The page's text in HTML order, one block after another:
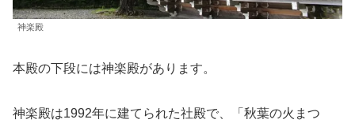
神楽殿
本殿の下段には神楽殿があります。
神楽殿は1992年に建てられた社殿で、「秋葉の火まつ